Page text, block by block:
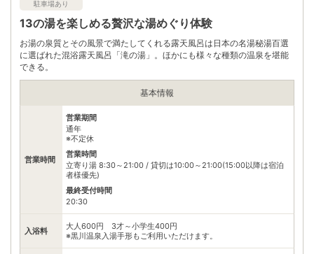
JR豊肥本線阿蘇駅から産交九州横断バス（予約制）黒川
温泉方面行きで50分、黒川温泉下車すぐ
駐車場
無料（15台）
※日帰りの場合は11：00～ 15：00までなら駐車可能。(基本的に
※9:00～21:00
※ 掲載情報は変更になる場合があります。最新の内容はご利用前にご自身でお
問合せください。
※ 料金情報は税込・税抜表記が混ざっております。正しい金額はご利用前にご
自身でお問合せください。
駐車場あり
13の湯を楽しめる贅沢な湯めぐり体験
お湯の泉質とその風景で満たしてくれる露天風呂は日本の名湯秘湯百選
に選ばれた混浴露天風呂「滝の湯」。ほかにも様々な種類の温泉を堪能
できる。
基本情報
営業時間
営業期間
通年
※不定休
営業時間
立寄り湯 8:30～21:00 / 貸切は10:00～21:00(15:00以降は宿泊
者様優先)
最終受付時間
20:30
入浴料
大人600円 3才～小学生400円
※黒川温泉入湯手形もご利用いただけます。